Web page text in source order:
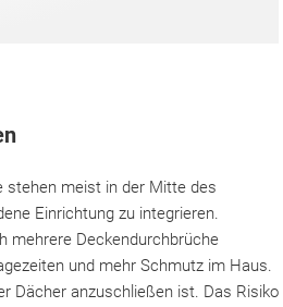
stehen meist in der Mitte des
Einrichtung zu integrieren.
mehrere Deckendurchbrüche
und mehr Schmutz im Haus.
Dächer anzuschließen ist. Das Risiko